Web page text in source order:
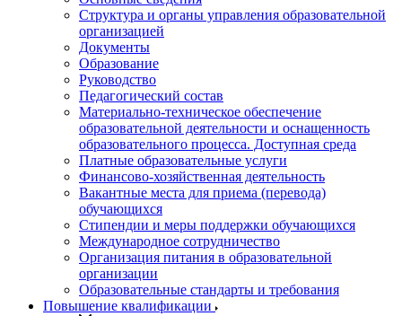
Структура и органы управления образовательной
организацией
Документы
Образование
Руководство
Педагогический состав
Материально-техническое обеспечение
образовательной деятельности и оснащенность
образовательного процесса. Доступная среда
Платные образовательные услуги
Финансово-хозяйственная деятельность
Вакантные места для приема (перевода)
обучающихся
Стипендии и меры поддержки обучающихся
Международное сотрудничество
Организация питания в образовательной
организации
Образовательные стандарты и требования
Повышение квалификации